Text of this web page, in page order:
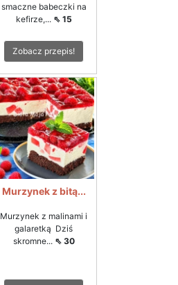
smaczne babeczki na
kefirze,... ⇖ 15
Zobacz przepis!
Murzynek z bitą...
Murzynek z malinami i
galaretką Dziś
skromne... ⇖ 30